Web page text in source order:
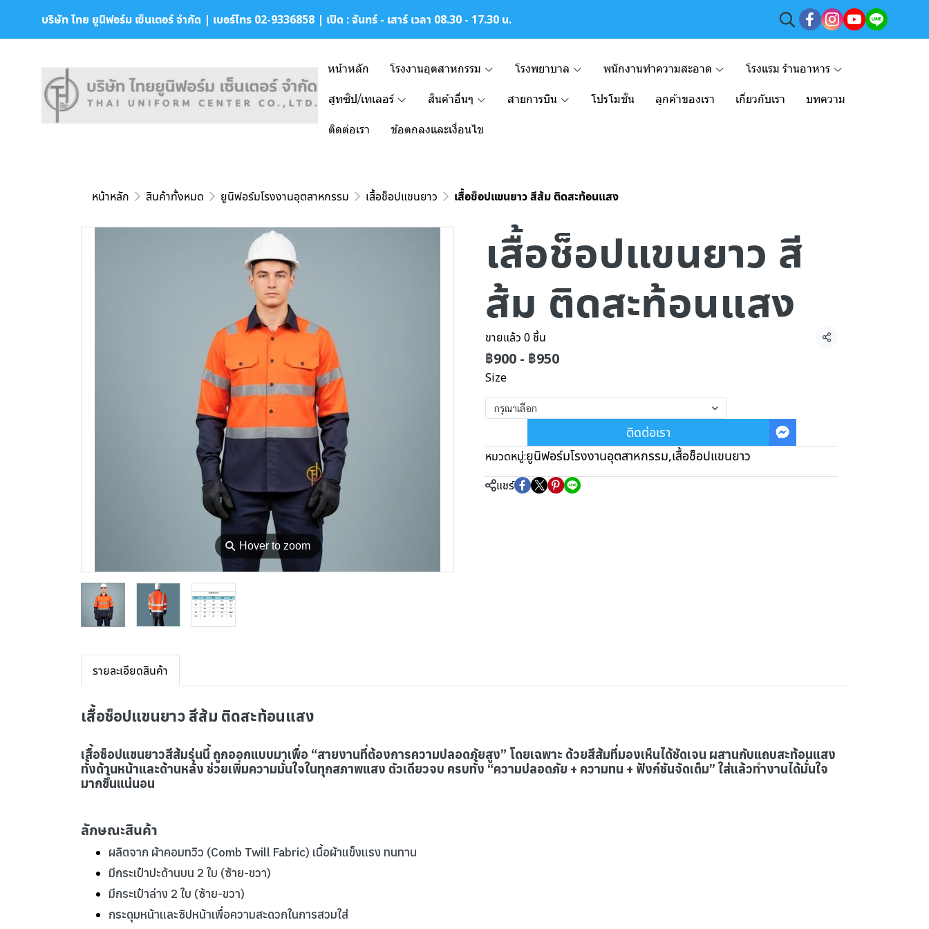
บริษัท ไทย ยูนิฟอร์ม เซ็นเตอร์ จำกัด | เบอร์โทร 02-9336858 | เปิด : จันทร์ - เสาร์ เวลา 08.30 - 17.30 น.
หน้าหลัก โรงงานอุตสาหกรรม โรงพยาบาล พนักงานทำความสะอาด โรงแรม ร้านอาหาร
สูทซิป/เทเลอร์ สินค้าอื่นๆ สายการบิน โปรโมชั่น ลูกค้าของเรา เกี่ยวกับเรา บทความ
ติดต่อเรา ข้อตกลงและเงื่อนไข
หน้าหลัก สินค้าทั้งหมด ยูนิฟอร์มโรงงานอุตสาหกรรม เสื้อช็อปแขนยาว เสื้อช็อปแขนยาว สีส้ม ติดสะท้อนแสง
⚲ Hover to zoom
เสื้อช็อปแขนยาว สี
ส้ม ติดสะท้อนแสง
ขายแล้ว 0 ชิ้น แชร์
฿900 - ฿950
Size
กรุณาเลือก
ติดต่อเรา
หมวดหมู่:ยูนิฟอร์มโรงงานอุตสาหกรรม,เสื้อช็อปแขนยาว
แชร์
รายละเอียดสินค้า
เสื้อช็อปแขนยาว สีส้ม ติดสะท้อนแสง
เสื้อช็อปแขนยาวสีส้มรุ่นนี้ ถูกออกแบบมาเพื่อ “สายงานที่ต้องการความปลอดภัยสูง” โดยเฉพาะ ด้วยสีส้มที่มองเห็นได้ชัดเจน ผสานกับแถบสะท้อนแสง
ทั้งด้านหน้าและด้านหลัง ช่วยเพิ่มความมั่นใจในทุกสภาพแสง ตัวเดียวจบ ครบทั้ง “ความปลอดภัย + ความทน + ฟังก์ชันจัดเต็ม” ใส่แล้วทำงานได้มั่นใจ
มากขึ้นแน่นอน
ลักษณะสินค้า
ผลิตจาก ผ้าคอมทวิว (Comb Twill Fabric) เนื้อผ้าแข็งแรง ทนทาน
มีกระเป๋าปะด้านบน 2 ใบ (ซ้าย-ขวา)
มีกระเป๋าล่าง 2 ใบ (ซ้าย-ขวา)
กระดุมหน้าและซิปหน้าเพื่อความสะดวกในการสวมใส่